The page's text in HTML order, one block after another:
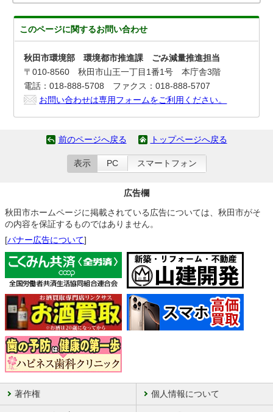
このページに関するお問い合わせ
秋田市環境部 環境都市推進課 ごみ減量推進担当
〒010-8560 秋田市山王一丁目1番1号 本庁舎3階
電話：018-888-5708 ファクス：018-888-5707
お問い合わせは専用フォームをご利用ください。
前のページへ戻る トップページへ戻る
表示 PC スマートフォン
広告欄
秋田市ホームページに掲載されている広告については、秋田市がそ
の内容を保証するものではありません。
[バナー広告について]
著作権 個人情報について